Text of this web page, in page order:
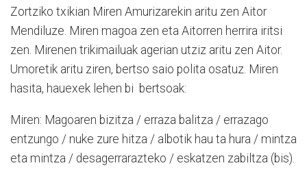
Zortziko txikian Miren Amurizarekin aritu zen Aitor
Mendiluze. Miren magoa zen eta Aitorren herrira iritsi
zen. Mirenen trikimailuak agerian utziz aritu zen Aitor.
Umoretik aritu ziren, bertso saio polita osatuz. Miren
hasita, hauexek lehen bi bertsoak:
Miren: Magoaren bizitza / erraza balitza / errazago
entzungo / nuke zure hitza / albotik hau ta hura / mintza
eta mintza / desagerrarazteko / eskatzen zabiltza (bis).